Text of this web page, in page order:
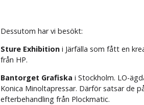
Dessutom har vi besökt:
Sture Exhibition i Järfälla som fått en
från HP.
Bantorget Grafiska i Stockholm. LO-
Konica Minoltapressar. Därför satsar de
efterbehandling från Plockmatic.